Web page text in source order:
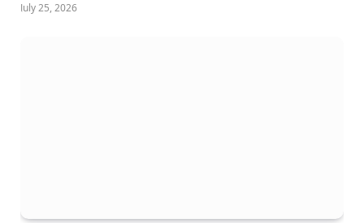
July 25, 2026